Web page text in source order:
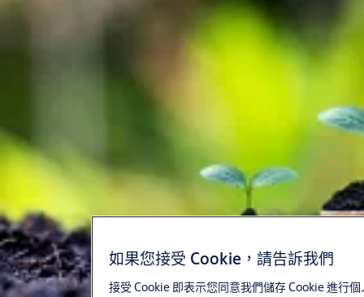
如果您接受 Cookie，請告訴我們
接受 Cookie 即表示您同意我們儲存 Cookie 進行